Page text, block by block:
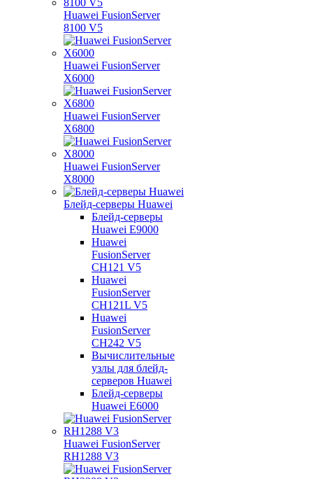
Huawei FusionServer
8100 V5
Huawei FusionServer
X6000
Huawei FusionServer
X6800
Huawei FusionServer
X8000
Блейд-серверы Huawei
Блейд-серверы
Huawei E9000
Huawei
FusionServer
CH121 V5
Huawei
FusionServer
CH121L V5
Huawei
FusionServer
CH242 V5
Вычислительные
узлы для блейд-
серверов Huawei
Блейд-серверы
Huawei E6000
Huawei FusionServer
RH1288 V3